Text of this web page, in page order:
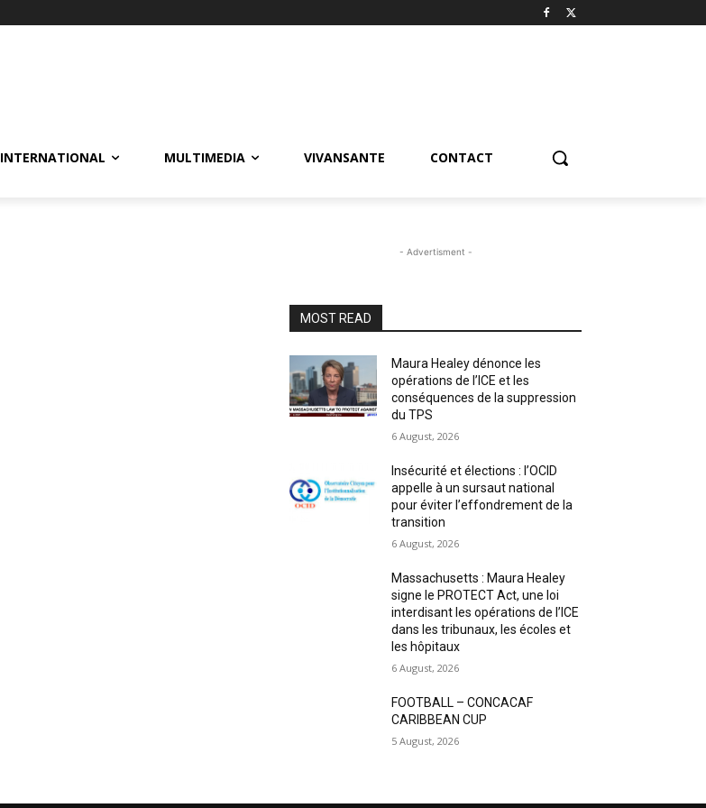
INTERNATIONAL MULTIMEDIA VIVANSANTE CONTACT
- Advertisment -
MOST READ
Maura Healey dénonce les
opérations de l’ICE et les
conséquences de la suppression
du TPS
6 August, 2026
Insécurité et élections : l’OCID
appelle à un sursaut national
pour éviter l’effondrement de la
transition
6 August, 2026
Massachusetts : Maura Healey
signe le PROTECT Act, une loi
interdisant les opérations de l’ICE
dans les tribunaux, les écoles et
les hôpitaux
6 August, 2026
FOOTBALL – CONCACAF
CARIBBEAN CUP
5 August, 2026